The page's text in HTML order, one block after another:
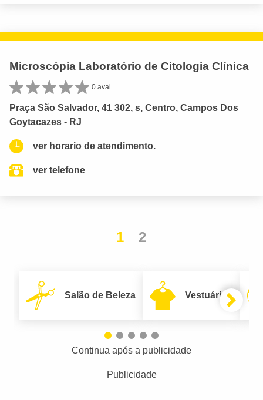
Microscópia Laboratório de Citologia Clínica
0 aval.
Praça São Salvador, 41 302, s, Centro, Campos Dos
Goytacazes - RJ
ver horario de atendimento.
ver telefone
1 2
Salão de Beleza Vestuário
Continua após a publicidade
Publicidade